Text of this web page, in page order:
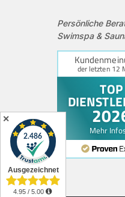
Persönliche
Swimspa &
✕